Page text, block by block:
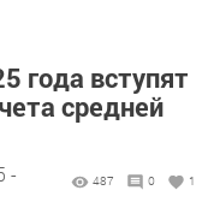
года вступят
средней
-
487 0 1